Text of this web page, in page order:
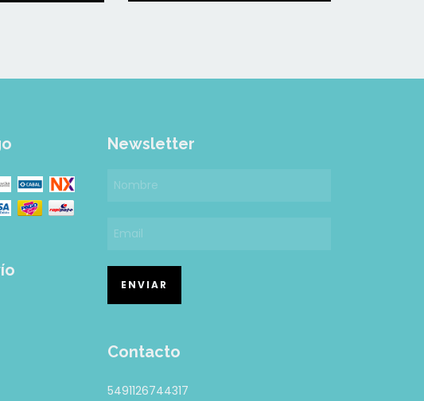
Newsletter
Contacto
5491126744317